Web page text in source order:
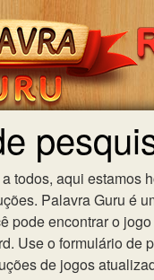
todos, aqui estamos
Palavra Guru é
pode encontrar o
Use o formulário de
de jogos